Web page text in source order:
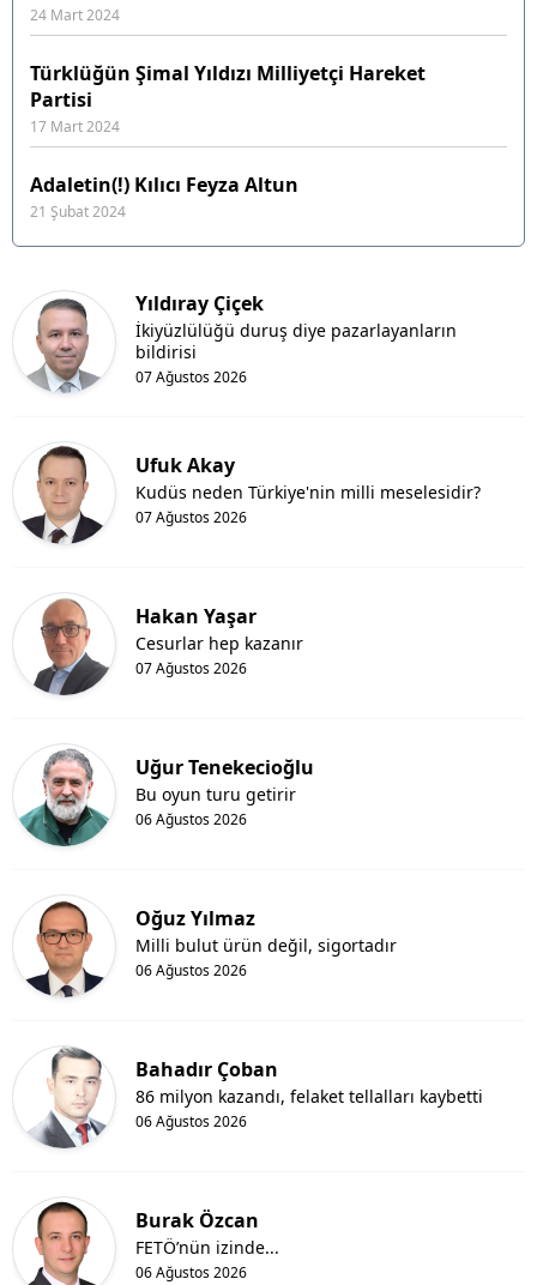
24 Mart 2024
Türklüğün Şimal Yıldızı Milliyetçi Hareket
Partisi
17 Mart 2024
Adaletin(!) Kılıcı Feyza Altun
21 Şubat 2024
Yıldıray Çiçek
07 Ağustos 2026
İkiyüzlülüğü duruş diye pazarlayanların
bildirisi
Ufuk Akay
07 Ağustos 2026
Kudüs neden Türkiye'nin milli meselesidir?
Hakan Yaşar
07 Ağustos 2026
Cesurlar hep kazanır
Uğur Tenekecioğlu
06 Ağustos 2026
Bu oyun turu getirir
Oğuz Yılmaz
06 Ağustos 2026
Milli bulut ürün değil, sigortadır
Bahadır Çoban
06 Ağustos 2026
86 milyon kazandı, felaket tellalları kaybetti
Burak Özcan
06 Ağustos 2026
FETÖ’nün izinde...